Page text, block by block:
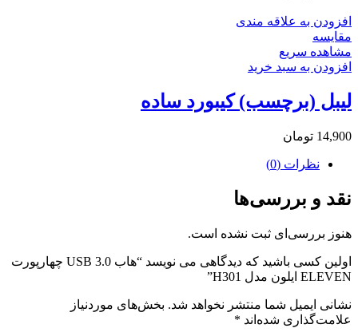
افزودن به علاقه مندی
مقایسه
مشاهده سریع
افزودن به سبد خرید
لیبل (برچسب) کیبورد ساده
14,900 تومان
نظرات (0)
نقد و بررسی‌ها
هنوز بررسی‌ای ثبت نشده است.
اولین کسی باشید که دیدگاهی می نویسد “هاب USB 3.0 چهارپورت
ELEVEN ایلون مدل H301”
نشانی ایمیل شما منتشر نخواهد شد. بخش‌های موردنیاز
علامت‌گذاری شده‌اند *